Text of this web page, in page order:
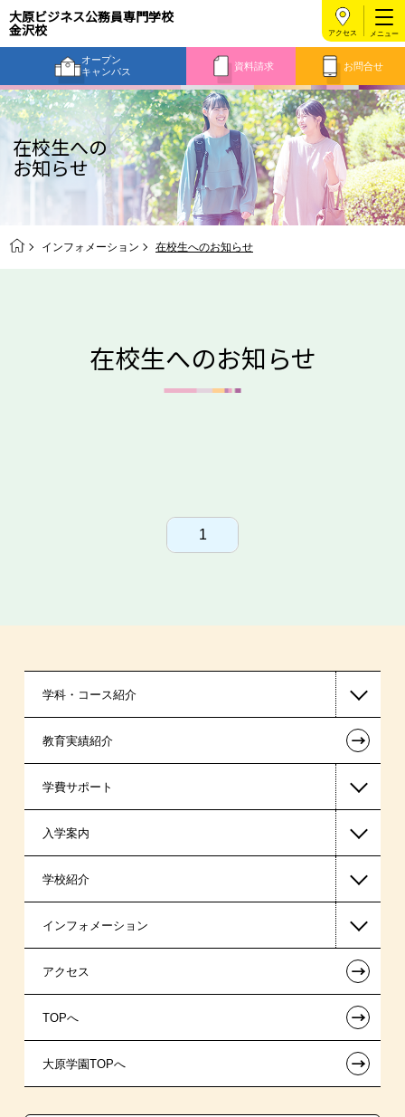
大原ビジネス公務員専門学校
金沢校
オープン
キャンパス
資料請求 お問合せ
アクセス
在校生への
お知らせ
インフォメーション 在校生へのお知らせ
在校生へのお知らせ
1
学科・コース紹介
国家公務員・地方公務員系
警察官・消防官系
公認会計士・税理士系
ビジネス系
東京経営大学 学士取得コース
教育実績紹介 ←
学費サポート
高等教育の修学支援新制度
日本学生支援機構の奨学金
日本政策金融公庫（国の教育ローン）
提携教育ローン
試験による特待生制度
取得資格による特待生制度
入学案内
一般入学
AO入学制度
特別推薦入学
推薦入学
ボランティア・クラブ・
生徒会活動推薦入学
学校紹介
在校生からあなたへ
夢を叶えた先輩たち
施設・研修所
学生寮・マンションのご案内
インフォメーション
お知らせ・新着情報
在校生へのお知らせ
各種証明書の発行ご希望の方
アクセス ←
TOPへ ←
大原学園TOPへ ←